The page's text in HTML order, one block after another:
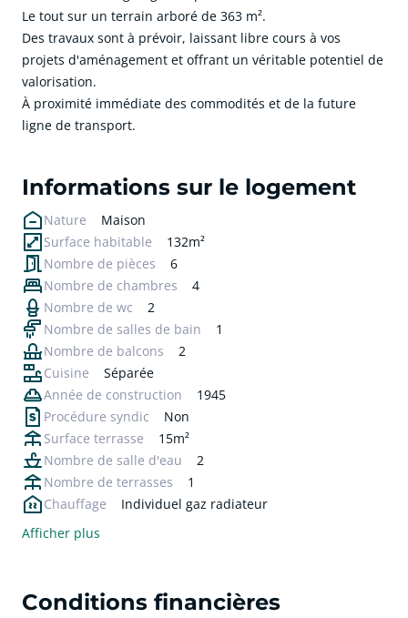
Le tout sur un terrain arboré de 363 m².
Des travaux sont à prévoir, laissant libre cours à vos
projets d'aménagement et offrant un véritable potentiel de
valorisation.
À proximité immédiate des commodités et de la future
ligne de transport.
Informations sur le logement
Nature
Maison
Surface habitable
132m²
Nombre de pièces
6
Nombre de chambres
4
Nombre de wc
2
Nombre de salles de bain
1
Nombre de balcons
2
Cuisine
Séparée
Année de construction
1945
Procédure syndic
Non
Surface terrasse
15m²
Nombre de salle d'eau
2
Nombre de terrasses
1
Chauffage
Individuel gaz radiateur
Afficher plus
Conditions financières